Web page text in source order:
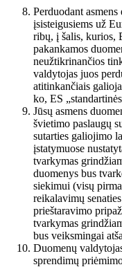
Perduodant
įsisteigusiems už
ribų, į šalis, kurios,
pakankamos
neužtikrinančios
valdytojas juos
atitinkančiais
ko, ES
Jūsų asmens
švietimo paslaugų
sutarties galiojimo
įstatymuose
tvarkymas
duomenys bus
siekimui (visų
reikalavimų
prieštaravimo
tvarkymas
bus veiksmingai
Duomenų
sprendimų